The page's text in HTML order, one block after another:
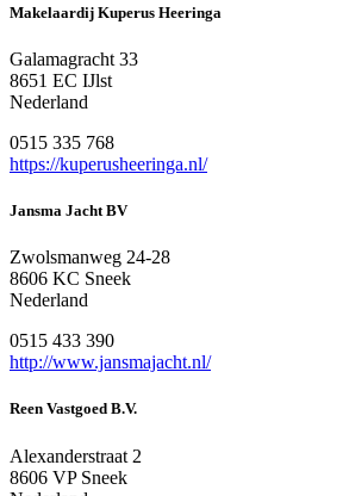
Makelaardij Kuperus Heeringa
Galamagracht 33
8651 EC IJlst
Nederland
0515 335 768
https://kuperusheeringa.nl/
Jansma Jacht BV
Zwolsmanweg 24-28
8606 KC Sneek
Nederland
0515 433 390
http://www.jansmajacht.nl/
Reen Vastgoed B.V.
Alexanderstraat 2
8606 VP Sneek